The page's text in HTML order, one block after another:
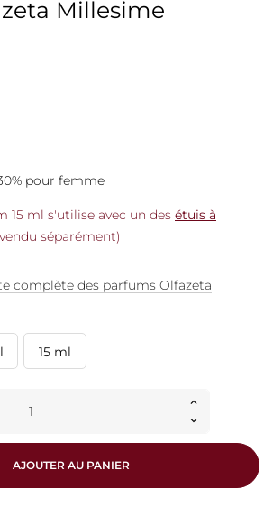
Millesime
pour femme
15 ml s'utilise avec un des étuis à
séparément)
complète des parfums Olfazeta
15 ml
AJOUTER AU PANIER